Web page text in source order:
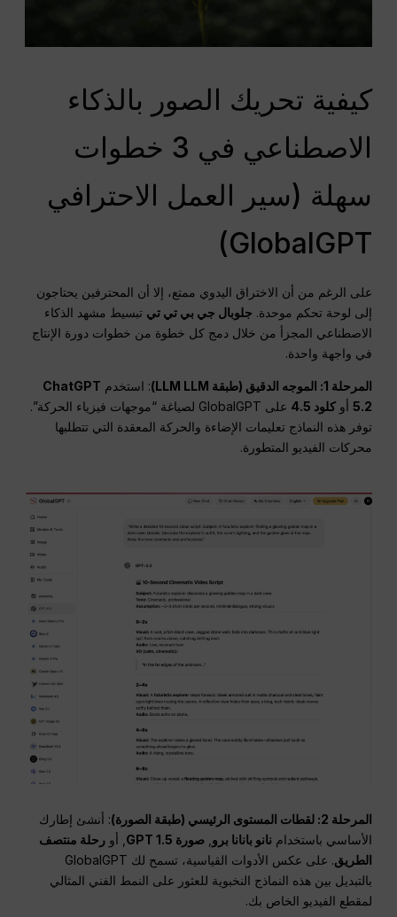
كيفية تحريك الصور بالذكاء
الاصطناعي في 3 خطوات
سهلة (سير العمل الاحترافي
GlobalGPT)
على الرغم من أن الاختراق اليدوي ممتع، إلا أن المحترفين يحتاجون
إلى لوحة تحكم موحدة. جلوبال جي بي تي تي تبسيط مشهد الذكاء
الاصطناعي المجزأ من خلال دمج كل خطوة من خطوات دورة الإنتاج
في واجهة واحدة.
المرحلة 1: الموجه الدقيق (طبقة LLM LLM) : استخدم ChatGPT
5.2 أوكلود 4.5
على GlobalGPT لصياغة “موجهات فيزياء الحركة”.
توفر هذه النماذج تعليمات الإضاءة والحركة المعقدة التي تتطلبها
محركات الفيديو المتطورة.
المرحلة 2: لقطات المستوى الرئيسي (طبقة الصورة)
: أنشئ إطارك
الأساسي باستخدام نانو بانانا برو,صورة GPT 1.5 , أورحلة منتصف
الطريق
. على عكس الأدوات القياسية، تسمح لك GlobalGPT
بالتبديل بين هذه النماذج النخبوية للعثور على النمط الفني المثالي
لمقطع الفيديو الخاص بك.